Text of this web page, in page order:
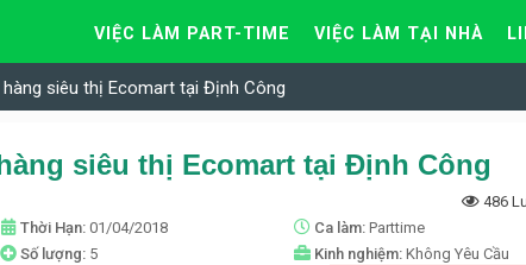
VIỆC LÀM PART-TIME VIỆC LÀM TẠI NHÀ
hàng siêu thị Ecomart tại Định Công
siêu thị Ecomart tại Định Công
486
Thời Hạn: 01/04/2018 Ca làm: Parttime
Số lượng: 5 Kinh nghiệm: Không Yêu Cầu